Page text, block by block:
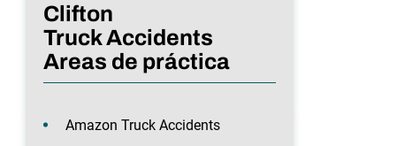
Clifton
Truck Accidents
Areas de práctica
Amazon Truck Accidents